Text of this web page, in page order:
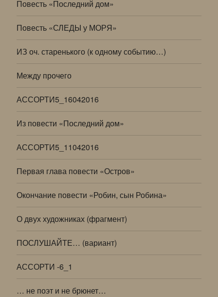
Повесть «Последний дом»
Повесть «СЛЕДЫ у МОРЯ»
ИЗ оч. старенького (к одному событию…)
Между прочего
АССОРТИ5_16042016
Из повести «Последний дом»
АССОРТИ5_11042016
Первая глава повести «Остров»
Окончание повести «Робин, сын Робина»
О двух художниках (фрагмент)
ПОСЛУШАЙТЕ… (вариант)
АССОРТИ -6_1
… не поэт и не брюнет…